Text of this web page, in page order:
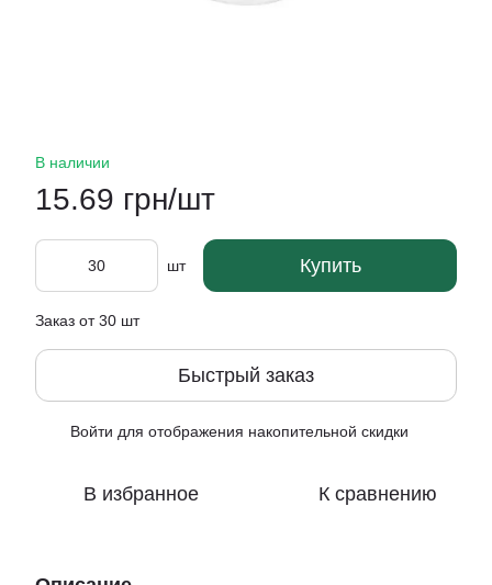
В наличии
15.69 грн/шт
шт Купить
Заказ от 30 шт
Быстрый заказ
Войти для отображения накопительной скидки
В избранное К сравнению